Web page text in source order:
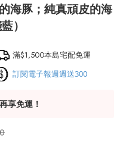
海豚；純真頑皮的海
）
滿$1,500本島宅配免運
訂閱電子報週週送300
享免運！